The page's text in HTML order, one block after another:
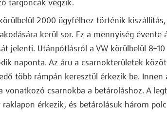
targoncák végzik.
2000 ügyfélhez történik
kerül sor. Ez a mennyiség évente
jelenti. Utánpótlásról a VW körülbelül
naponta. Az áru a csarnokterületek
több rámpán keresztül érkezik be.
vonatkozó csarnokba a betároláshoz. A
raklapon érkezik, és betárolásuk három